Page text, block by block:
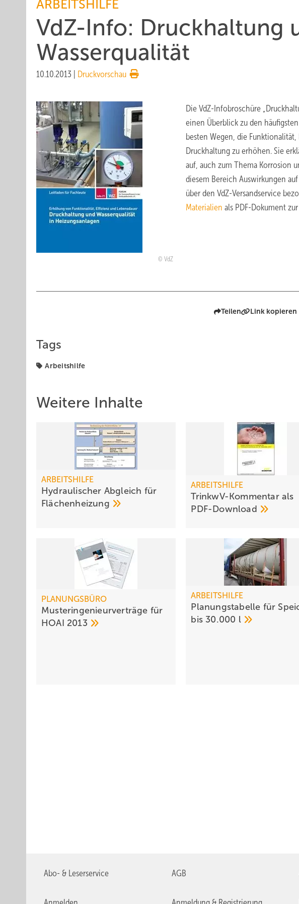
ARBEITSHILFE
VdZ-Info: Druckhaltung
Wasserqualität
10.10.2013 Druckvorschau
VdZ
Die VdZ-Infobroschüre
einen Überblick zu den
besten Wegen, die
Druckhaltung zu erhöhen. Sie
auf, auch zum Thema Korrosion
diesem Bereich Auswirkungen
über den VdZ-Versandservice
Materialienals PDF-Dokument
Teilen Link kopieren
Tags
Arbeitshilfe
Weitere Inhalte
ARBEITSHILFE
Hydraulischer Abgleich für
Flächenheizung
ARBEITSHILFE
TrinkwV-Kommentar als
PDF-Download
PLANUNGSBÜRO
Musteringenieurverträge für
HOAI 2013
ARBEITSHILFE
Planungstabelle für
bis 30.000 l
Abo- & Leserservice AGB